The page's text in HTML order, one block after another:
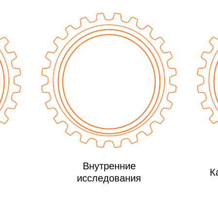
Внутренние
исследования